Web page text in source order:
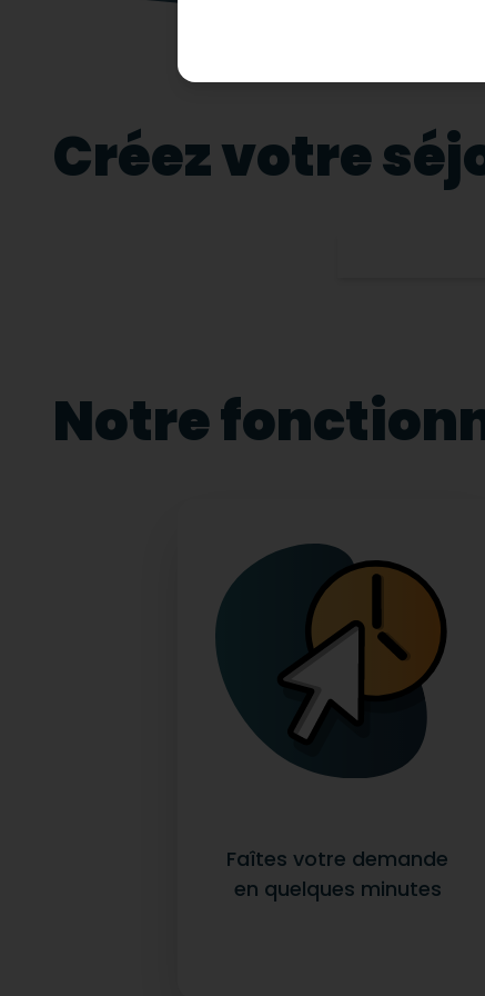
Créez votre
Notre
Faîtes votre demande
en quelques minutes